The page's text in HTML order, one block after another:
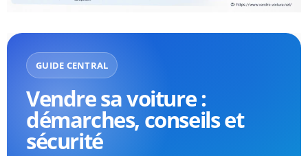
GUIDE CENTRAL
Vendre sa voiture :
démarches, conseils et
sécurité